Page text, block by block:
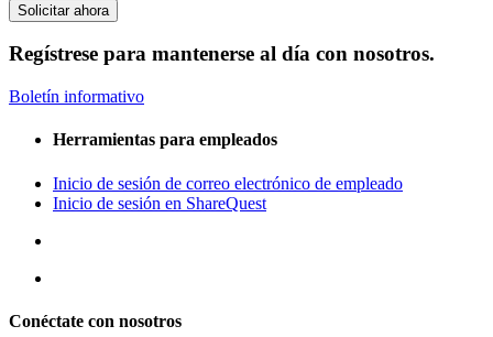
Solicitar ahora
Regístrese para mantenerse al día con nosotros.
Boletín informativo
Herramientas para empleados
Inicio de sesión de correo electrónico de empleado
Inicio de sesión en ShareQuest
Conéctate con nosotros